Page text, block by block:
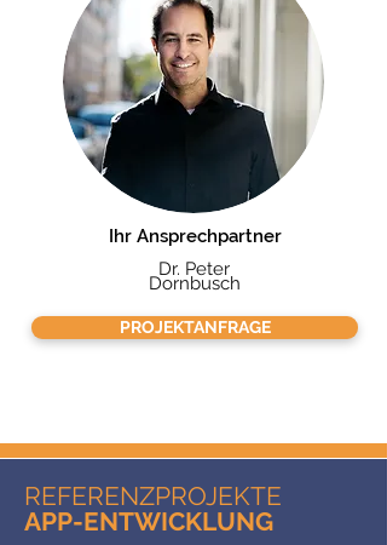
Ihr Ansprechpartner
Dr. Peter
Dornbusch
PROJEKTANFRAGE
REFERENZPROJEKTE
APP-ENTWICKLUNG